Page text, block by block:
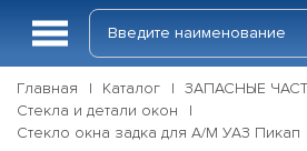
Главная Каталог ЗАПАСНЫЕ
Стекла и детали окон
Стекло окна задка для А/М УАЗ Пикап